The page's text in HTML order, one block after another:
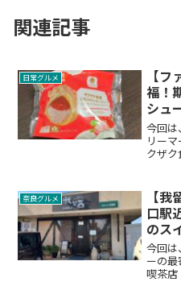
関連記事
日常グルメ
【
福！
シュ
するよ
今回は
リー
クザ
ます。
奈良グルメ
【
口駅
のス
ちゃ
今回は
ーの
喫茶店